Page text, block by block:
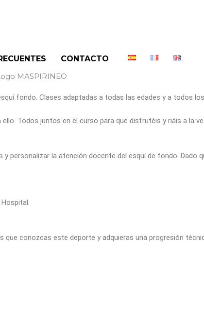
CONTACTO
fondo. Clases adaptadas a todas las edades y a todos
Todos juntos en el curso para que disfrutéis y riáis a la
personalizar la atención docente del esquí de fondo. Dado
conozcas este deporte y adquieras una progresión